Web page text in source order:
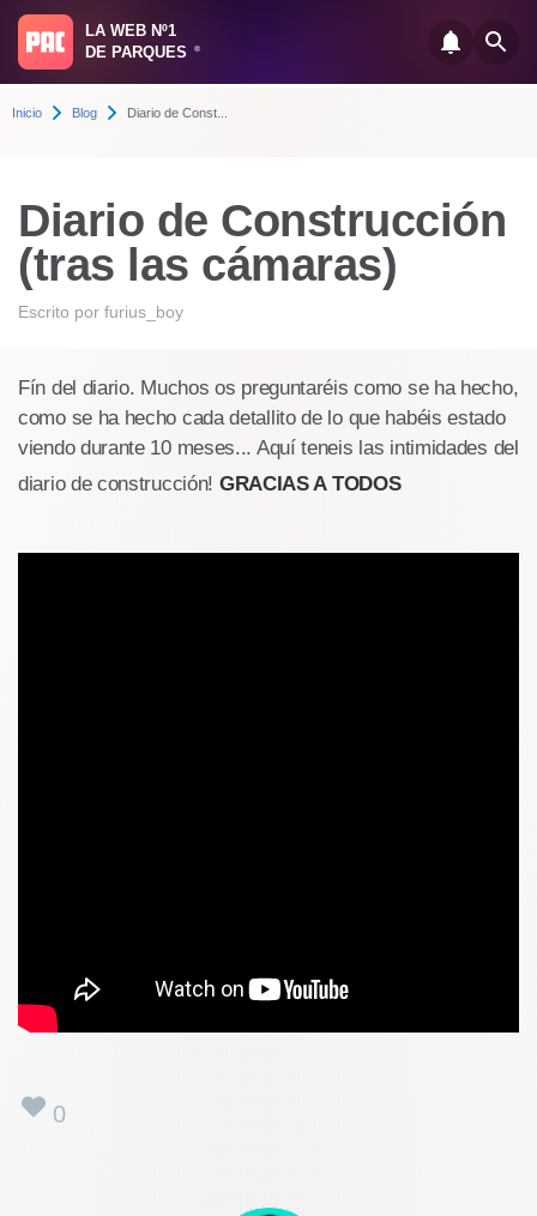
LA WEB Nº1
DE PARQUES
®
Inicio Blog Diario de Const...
Diario de Construcción
(tras las cámaras)
Escrito por furius_boy
Fín del diario. Muchos os preguntaréis como se ha hecho,
como se ha hecho cada detallito de lo que habéis estado
viendo durante 10 meses... Aquí teneis las intimidades del
diario de construcción! GRACIAS A TODOS
0